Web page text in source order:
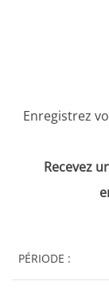
Enregistrez
Recevez
PÉRIODE :